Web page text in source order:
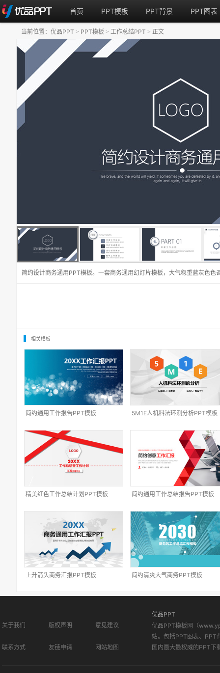
首页 PPT模板 PPT背景 PPT图表
简约设计商务通用PPT模板。一套商务通用幻灯片模板，大气稳重蓝灰色色
当前位置： 优品PPT > PPT模板 > 工作总结PPT > 正文
相关模板
简约通用工作报告PPT模板 5M1E人机料法环测分析PPT模板
精美红色工作总结计划PPT模板 简约通用工作总结报告PPT模板
上升箭头商务汇报PPT模板 简约清爽大气商务PPT模板
关于我们 版权声明 意见建议
联系方式 友链申请 网站地图
优品PPT
优品PPT模板网（
站。包括PPT图表、PPT
国内最大最权威的PPT下